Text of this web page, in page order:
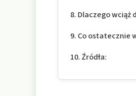
Dlaczego wciąż
Co ostatecznie
Źródła: